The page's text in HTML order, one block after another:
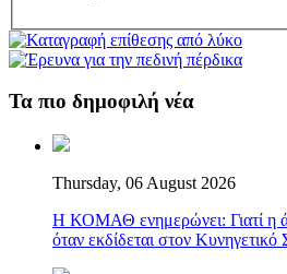
Τα πιο δημοφιλή νέα
Thursday, 06 August 2026
Η ΚΟΜΑΘ ενημερώνει: Γιατί η
όταν εκδίδεται στον Κυνηγετικό